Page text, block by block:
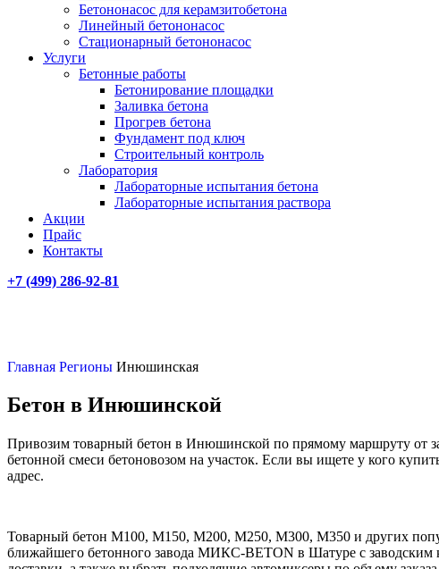
Бетононасос для керамзитобетона
Линейный бетононасос
Стационарный бетононасос
Услуги
Бетонные работы
Бетонирование площадки
Заливка бетона
Прогрев бетона
Фундамент под ключ
Строительный контроль
Лаборатория
Лабораторные испытания бетона
Лабораторные испытания раствора
Акции
Прайс
Контакты
+7 (499) 286-92-81
Главная Регионы Инюшинская
Бетон в Инюшинской
Привозим товарный бетон в Инюшинской по прямому маршруту от
бетонной смеси бетоновозом на участок. Если вы ищете у кого
адрес.
Товарный бетон М100, М150, М200, М250, М300, М350 и других
ближайшего бетонного завода МИКС-BETON в Шатуре с заводским